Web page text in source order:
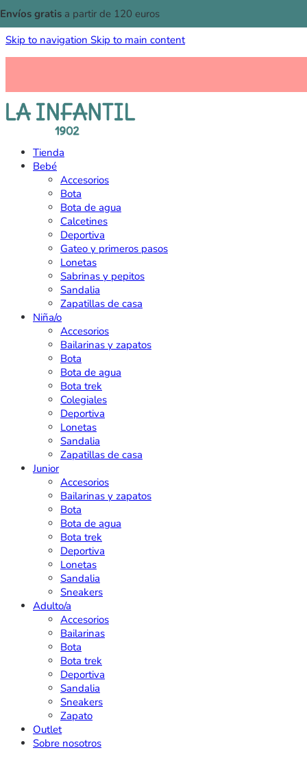
Skip to navigation Skip to main content
Envíos gratis a partir de 120 euros
Tienda
Bebé
Accesorios
Bota
Bota de agua
Calcetines
Deportiva
Gateo y primeros pasos
Lonetas
Sabrinas y pepitos
Sandalia
Zapatillas de casa
Niña/o
Accesorios
Bailarinas y zapatos
Bota
Bota de agua
Bota trek
Colegiales
Deportiva
Lonetas
Sandalia
Zapatillas de casa
Junior
Accesorios
Bailarinas y zapatos
Bota
Bota de agua
Bota trek
Deportiva
Lonetas
Sandalia
Sneakers
Adulto/a
Accesorios
Bailarinas
Bota
Bota trek
Deportiva
Sandalia
Sneakers
Zapato
Outlet
Sobre nosotros